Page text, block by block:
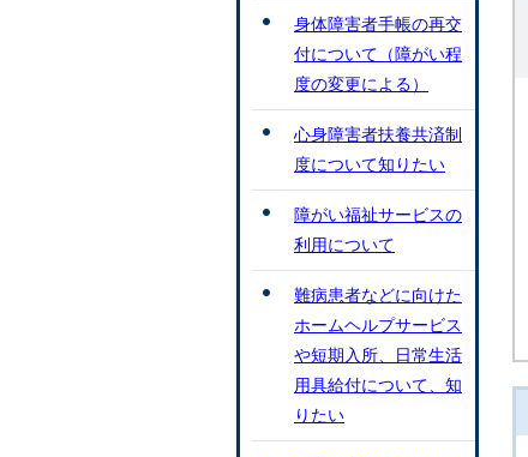
身体障害者手帳の再交
付について（障がい程
度の変更による）
心身障害者扶養共済制
度について知りたい
障がい福祉サービスの
利用について
難病患者などに向けた
ホームヘルプサービス
や短期入所、日常生活
用具給付について、知
りたい